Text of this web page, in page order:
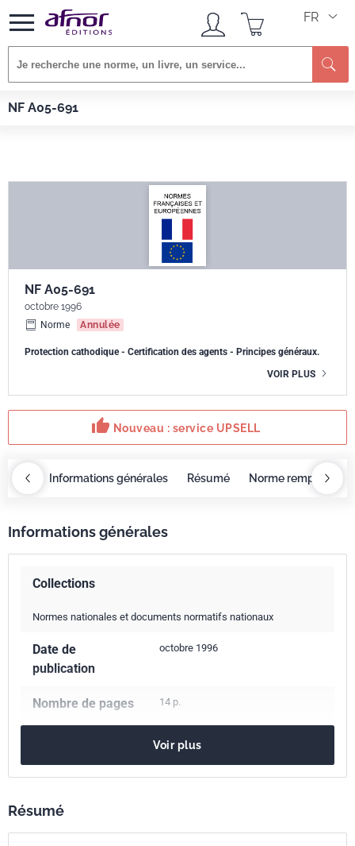
FR
NF A05-691
Afnor EDITIONS
NF A05-691
octobre 1996
Norme
Annulée
Protection cathodique - Certification des agents - Principes généraux.
VOIR PLUS
thumb_up Nouveau : service UPSELL
Informations générales Résumé Norme remplacée
Informations générales
Collections
Normes nationales et documents normatifs nationaux
Date de
publication
octobre 1996
Nombre de pages 14 p.
Codes ICS
03.100.30
Voir plus
Résumé